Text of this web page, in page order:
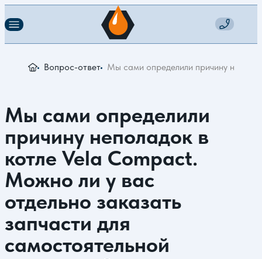
Вопрос-ответ Мы сами определили причину
Мы сами определили
причину неполадок в
котле Vela Compact.
Можно ли у вас
отдельно заказать
запчасти для
самостоятельной